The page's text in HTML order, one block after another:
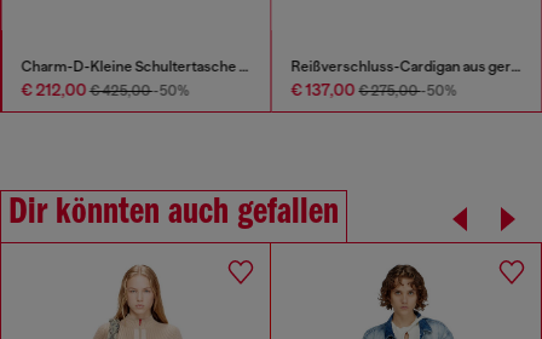
Charm-D-Kleine Schultertasche aus gestepptem Denim
€ 212,00€ 425,00-50%
Reißverschluss-Cardigan aus gerippter Baumwolle
€ 137,00€ 275,00-50%
Dir könnten auch gefallen